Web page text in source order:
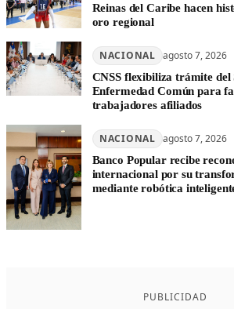
Reinas del Caribe hacen
oro regional
NACIONAL agosto 7, 2026
CNSS flexibiliza trámite del
Enfermedad Común para
trabajadores afiliados
NACIONAL agosto 7, 2026
Banco Popular recibe
internacional por su
mediante robótica
PUBLICIDAD